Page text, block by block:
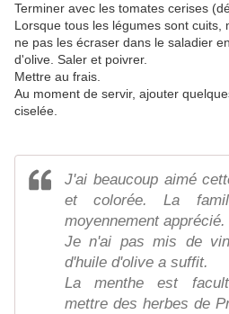
Terminer avec les tomates cerises
Lorsque tous les légumes sont cuits,
ne pas les écraser dans le saladier
d'olive. Saler et poivrer.
Mettre au frais.
Au moment de servir, ajouter
ciselée.
J'ai beaucoup aimé
et colorée. La
moyennement apprécié.
Je n'ai pas mis de
d'huile d'olive a suffit.
La menthe est
mettre des herbes de